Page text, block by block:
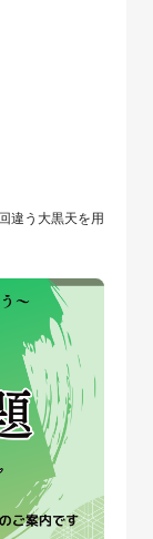
違う大黒天を用